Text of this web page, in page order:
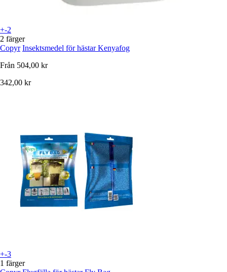
+-2
2 färger
Copyr Insektsmedel för hästar Kenyafog
Från 504,00 kr
342,00 kr
+-3
1 färger